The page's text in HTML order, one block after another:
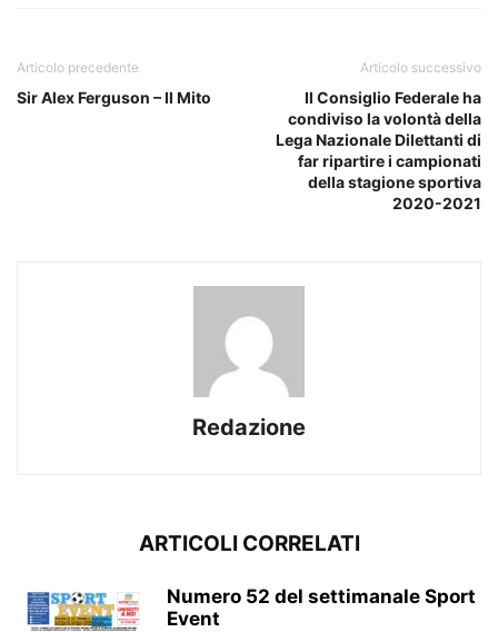
Articolo precedente
Sir Alex Ferguson – Il Mito
Articolo successivo
Il Consiglio Federale ha
condiviso la volontà della
Lega Nazionale Dilettanti di
far ripartire i campionati
della stagione sportiva
2020-2021
Redazione
ARTICOLI CORRELATI
Numero 52 del settimanale Sport
Event